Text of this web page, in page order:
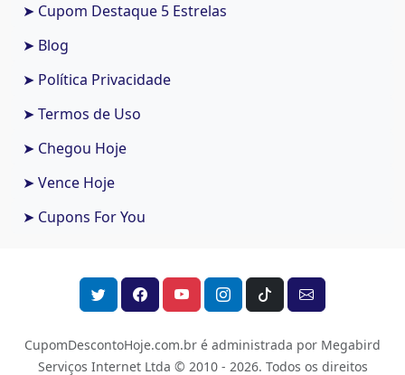
➤ Cupom Destaque 5 Estrelas
➤ Blog
➤ Política Privacidade
➤ Termos de Uso
➤ Chegou Hoje
➤ Vence Hoje
➤ Cupons For You
CupomDescontoHoje.com.br é administrada por Megabird
Serviços Internet Ltda © 2010 - 2026. Todos os direitos